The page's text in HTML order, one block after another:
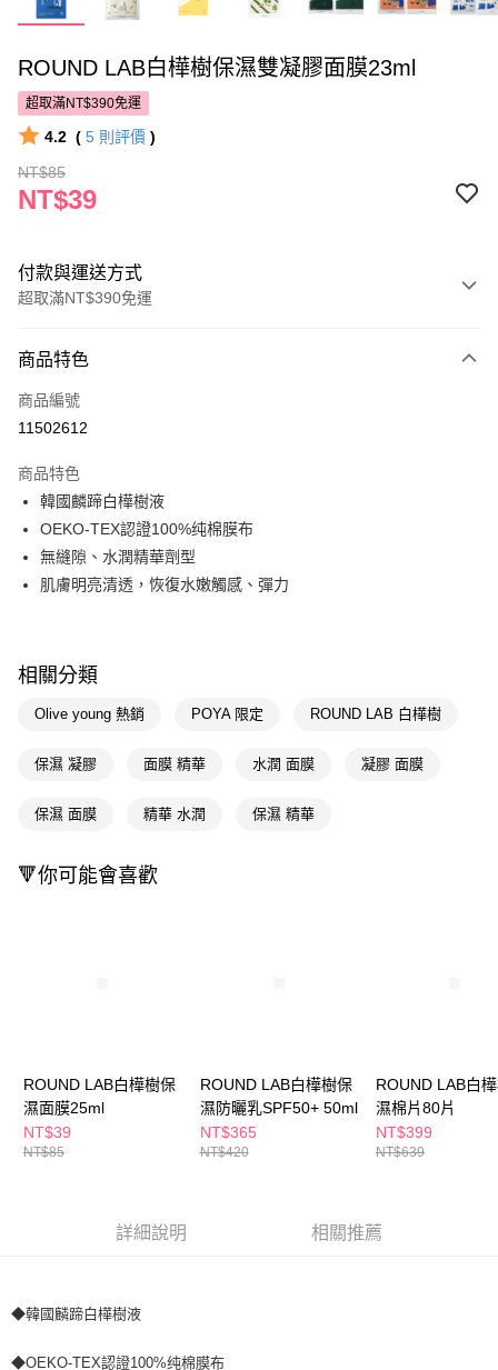
ROUND LAB白樺樹保濕雙凝膠面膜23ml
超取滿NT$390免運
4.2 ( 5 則評價 )
NT$85
NT$39
付款與運送方式
超取滿NT$390免運
POYA支付
信用卡一次付款
LINE Pay
Apple Pay
街口支付
【關於「AFTEE先享後付」】
AFTEE先享後付是「在收到商品之後才付款」的支付方式。 讓您購物簡單
１．簡單：不需註冊會員、不需綁卡、不需儲值。
※ 交易是否成功請以「AFTEE先享後付 」之結帳頁面顯示為準，若有關於
是否繳費成功／繳費後需取消欲退款等相關疑問，請聯繫「AFTEE先享後付
客戶支援中心」
https://netprotections.freshdesk.com/support/home
【注意事項】
２．關於個人資料處理事宜，請瀏覽以下網址：
任。
時審查核予不同之上限額度；若仍有額度不足之情形，本公司將視審查結果
即享券
運送方式
全家取貨付款
付款後萊爾富取貨
每筆NT$65，滿NT$490(含以上)免運費
7-11取貨付款
每筆NT$65，滿NT$490(含以上)免運費
每筆NT$100，滿NT$790(含以上)免運費
付款後寶雅門市自取(由倉庫統一出貨)
商品特色
商品編號
11502612
商品特色
韓國麟蹄白樺樹液
OEKO-TEX認證100%纯棉膜布
無縫隙、水潤精華劑型
肌膚明亮清透，恢復水嫩觸感、彈力
相關分類
Olive young 熱銷 POYA 限定 ROUND LAB 白樺樹
保濕 凝膠 面膜 精華 水潤 面膜 凝膠 面膜
保濕 面膜 精華 水潤 保濕 精華
🔻你可能會喜歡
ROUND LAB白樺樹保
濕面膜25ml
NT$39
NT$85
ROUND LAB白樺樹保
濕防曬乳SPF50+ 50ml
NT$365
NT$420
ROUND LAB白
濕棉片80片
NT$399
NT$639
詳細說明 相關推薦
◆韓國麟蹄白樺樹液
◆OEKO-TEX認證100%纯棉膜布